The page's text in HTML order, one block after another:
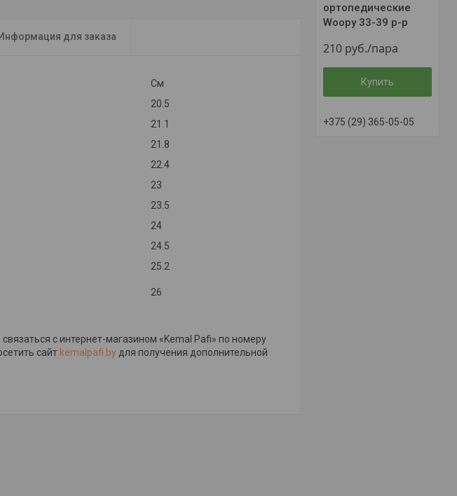
ортопедические
Woopy 33-39 р-р
210 руб./пара
Купить
+375 (29) 365-05-05
Информация для заказа
Cм
20.5
21.1
21.8
22.4
23
23.5
24
24.5
25.2
26
с интернет-магазином «Kemal Pafi» по номеру
сайт kemalpafi.byдля получения дополнительной